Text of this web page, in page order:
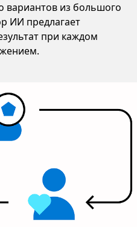
вариантов из большого
ИИ предлагает
при каждом